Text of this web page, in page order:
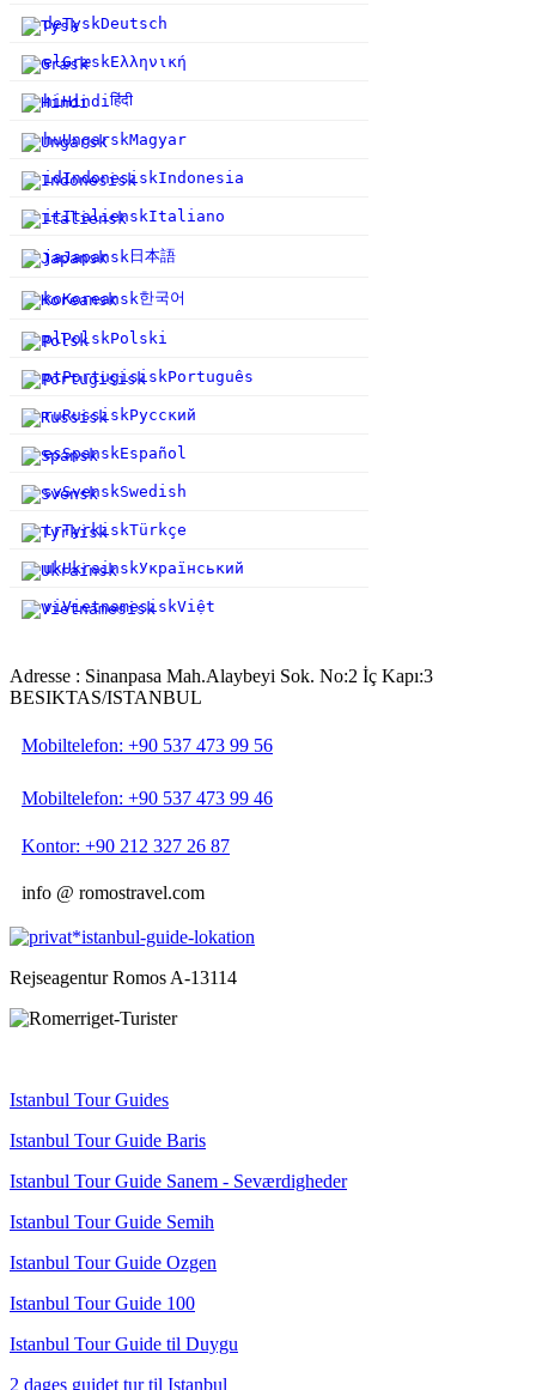
deTyskDeutsch
elGræskΕλληνική
hiHindiहिंदी
huUngarskMagyar
idIndonesiskIndonesia
itItalienskItaliano
jaJapansk 日本語
koKoreansk한국어
plPolskPolski
ptPortugisiskPortuguês
ruRussiskРусский
esSpanskEspañol
svSvenskSwedish
trTyrkiskTürkçe
ukUkrainskУкраїнський
viVietnamesiskViệt
Adresse : Sinanpasa Mah.Alaybeyi Sok. No:2 İç Kapı:3
BESIKTAS/ISTANBUL
Mobiltelefon: +90 537 473 99 56
Mobiltelefon: +90 537 473 99 46
Kontor: +90 212 327 26 87
info @ romostravel.com
Rejseagentur Romos A-13114
Istanbul Tour Guides
Istanbul Tour Guide Baris
Istanbul Tour Guide Sanem - Seværdigheder
Istanbul Tour Guide Semih
Istanbul Tour Guide Ozgen
Istanbul Tour Guide 100
Istanbul Tour Guide til Duygu
2 dages guidet tur til Istanbul